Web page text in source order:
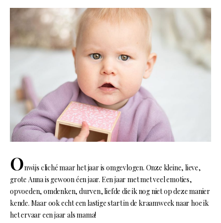
Onwijs cliché maar het jaar is omgevlogen. Onze kleine, lieve,
grote Anna is gewoon éen jaar. Een jaar met met veel emoties,
opvoeden, omdenken, durven, liefde die ik nog niet op deze manier
kende. Maar ook echt een lastige start in de kraamweek naar hoe ik
het ervaar een jaar als mama!